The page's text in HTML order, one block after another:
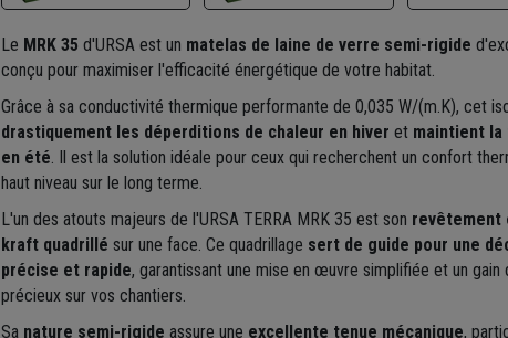
mm - R 5,70
6,25
Le MRK 35 d'URSA est un matelas de laine de verre semi-rigide
conçu pour maximiser l'efficacité énergétique de votre habitat.
Grâce à sa conductivité thermique performante de 0,035 W/(m.K), cet
drastiquement les déperditions de chaleur en hiver et maintient la
en été . Il est la solution idéale pour ceux qui recherchent un confort
haut niveau sur le long terme.
L'un des atouts majeurs de l'URSA TERRA MRK 35 est son revêtement
kraft quadrillé sur une face. Ce quadrillage sert de guide pour une
précise et rapide, garantissant une mise en œuvre simplifiée et un gain
précieux sur vos chantiers.
Sa nature semi-rigide assure une excellente tenue mécanique,